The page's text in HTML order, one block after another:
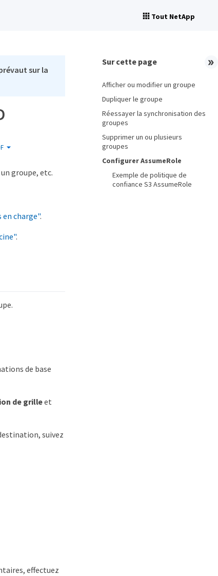
Tout NetApp
sur la
groupe, etc.
charge".
.
de base
de grilleet
suivez
effectuez
Sur cette page
Afficher ou modifier un groupe
Dupliquer le groupe
Réessayer la synchronisation des
groupes
Supprimer un ou plusieurs
groupes
Configurer AssumeRole
Exemple de politique de
confiance S3 AssumeRole